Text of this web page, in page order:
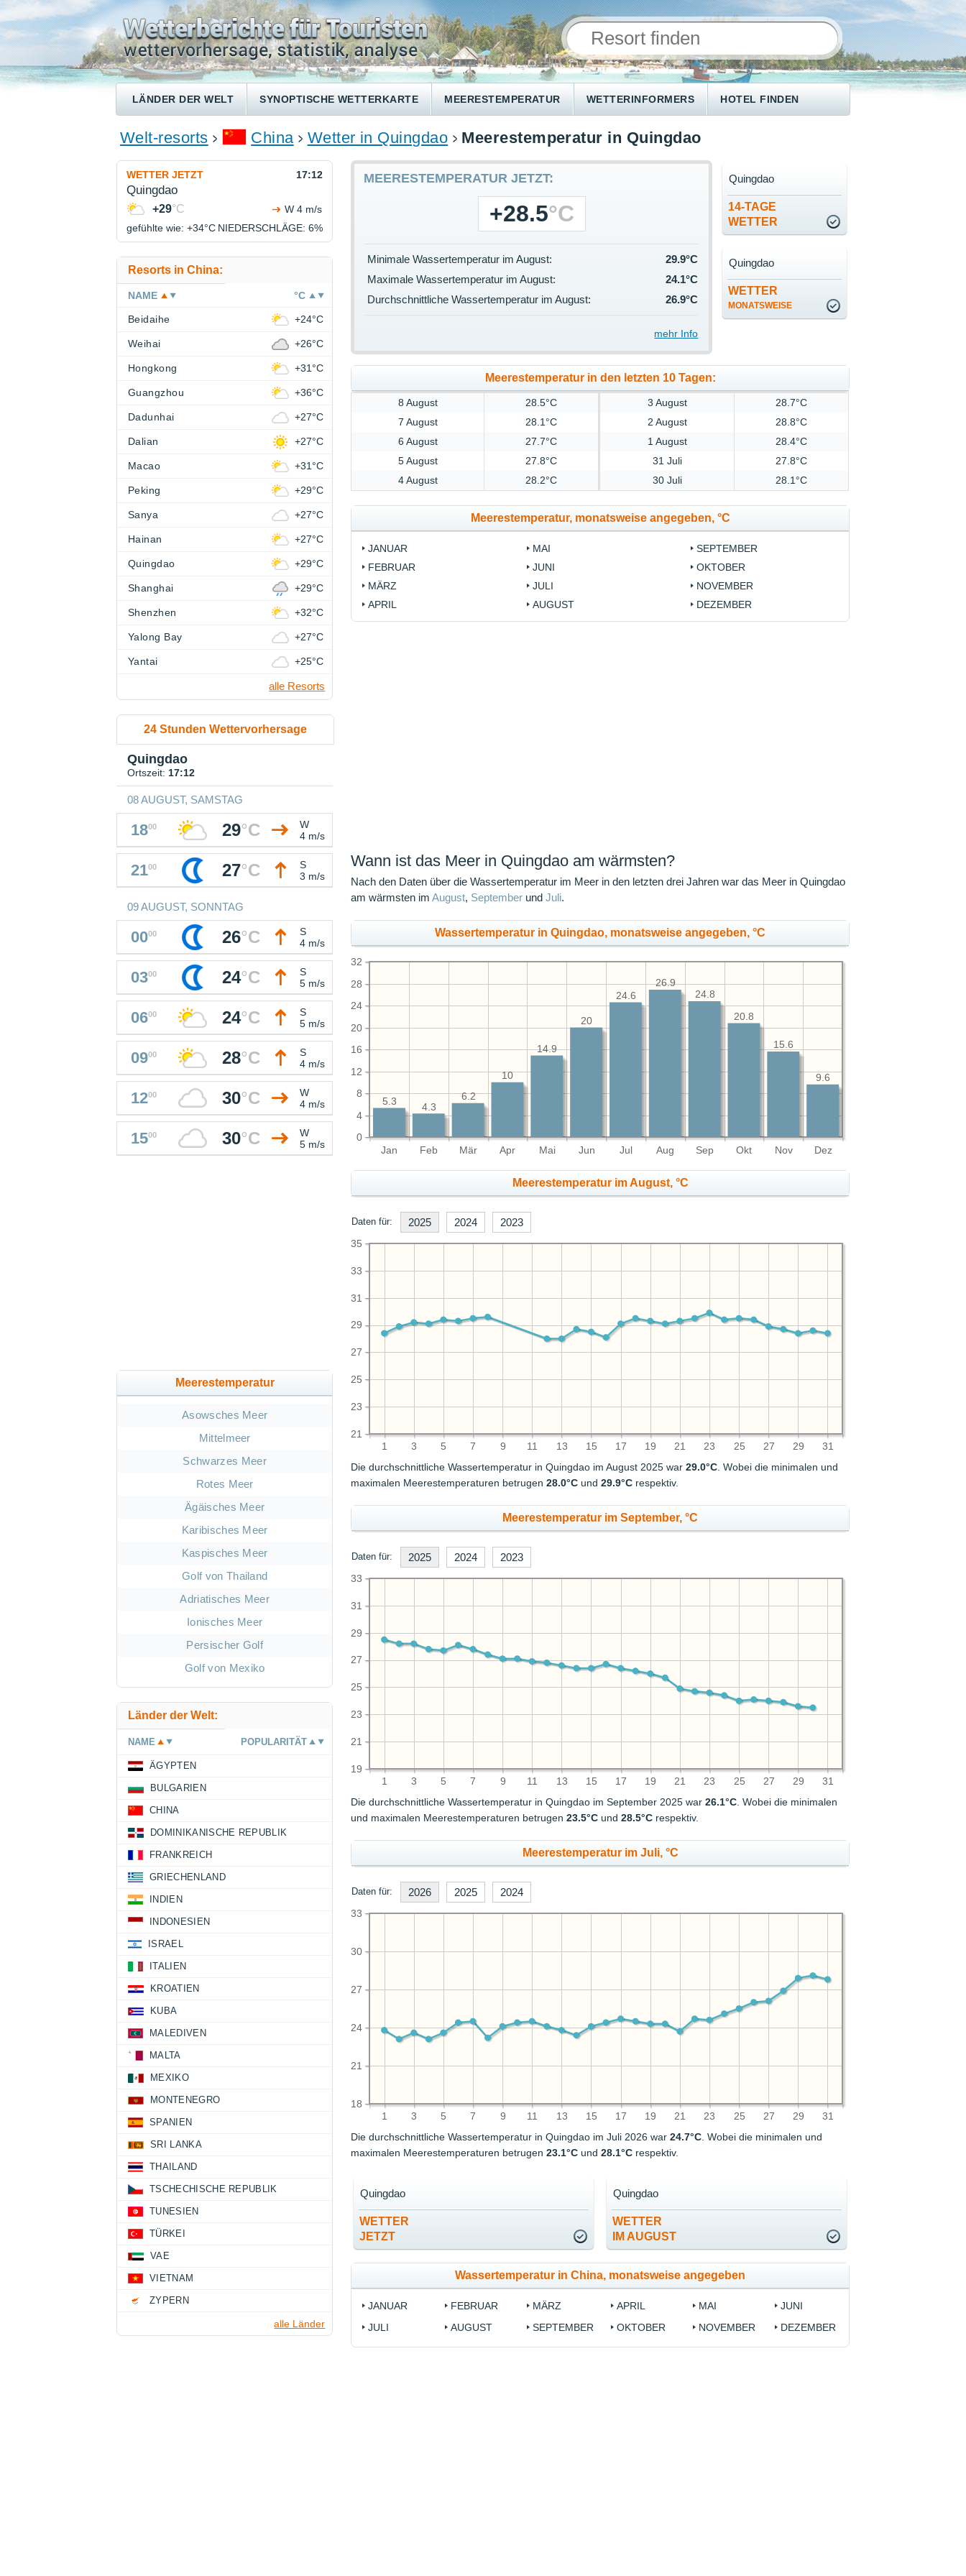
LÄNDER DER WELT SYNOPTISCHE WETTERKARTE MEERESTEMPERATUR WETTERINFORMERS HOTEL FINDEN
Welt-resorts China Wetter in Quingdao Meerestemperatur in Quingdao
MEERESTEMPERATUR JETZT:
+28.5°C
Minimale Wassertemperatur im August:
29.9°C
Maximale Wassertemperatur im August:
24.1°C
Durchschnittliche Wassertemperatur im August:
26.9°C
mehr Info
14-TAGE
WETTER
Quingdao
WETTER
MONATSWEISE
Quingdao
Meerestemperatur in den letzten 10 Tagen:
8 August 28.5°C 3 August
28.7°C
7 August
28.1°C 2 August
28.8°C
6 August
27.7°C 1 August
28.4°C
5 August
27.8°C 31 Juli
27.8°C
4 August
28.2°C 30 Juli 28.1°C
Meerestemperatur, monatsweise angegeben, °C
JANUAR
FEBRUAR
MÄRZ
APRIL
MAI
JUNI
JULI
AUGUST
SEPTEMBER
OKTOBER
NOVEMBER
DEZEMBER
Wann ist das Meer in Quingdao am wärmsten?
Nach den Daten über die Wassertemperatur im Meer in den letzten drei Jahren war das Meer in Quingdao
am wärmsten imAugust, September undJuli.
Wassertemperatur in Quingdao, monatsweise angegeben, °C
Jan Feb Mär Apr Mai Jun Jul Aug Sep Okt Nov Dez
0
4
8
12
16
20
24
28
32
9.6
15.6
20.8
24.8
26.9
24.6
20
14.9
10
6.2
4.3
5.3
Meerestemperatur im August, °C
Daten für: 2025 2024 2023
1 3 5 7 9 11 13 15 17 19 21 23 25 27 29 31
21
23
25
27
29
31
33
35
Die durchschnittliche Wassertemperatur in Quingdao im August 2025 war29.0°C. Wobei die minimalen und
maximalen Meerestemperaturen betrugen28.0°C und29.9°C respektiv.
Meerestemperatur im September, °C
Daten für: 2025 2024 2023
1 3 5 7 9 11 13 15 17 19 21 23 25 27 29 31
19
21
23
25
27
29
31
33
Die durchschnittliche Wassertemperatur in Quingdao im September 2025 war26.1°C. Wobei die minimalen
und maximalen Meerestemperaturen betrugen23.5°C und28.5°C respektiv.
Meerestemperatur im Juli, °C
Daten für: 2026 2025 2024
1 3 5 7 9 11 13 15 17 19 21 23 25 27 29 31
18
21
24
27
30
33
Die durchschnittliche Wassertemperatur in Quingdao im Juli 2026 war24.7°C. Wobei die minimalen und
maximalen Meerestemperaturen betrugen23.1°C und28.1°C respektiv.
WETTER
JETZT
Quingdao
WETTER
IM AUGUST
Quingdao
Wassertemperatur in China, monatsweise angegeben
JANUAR FEBRUAR MÄRZ APRIL MAI
JUNI
JULI
AUGUST SEPTEMBER OKTOBER NOVEMBER DEZEMBER
WETTER JETZT 17:12
Quingdao
+29°C
W 4 m/s
gefühlte wie: +34°C NIEDERSCHLÄGE: 6%
Resorts in China:
NAME °C
Beidaihe +24°C
Weihai +26°C
Hongkong +31°C
Guangzhou +36°C
Dadunhai +27°C
Dalian +27°C
Macao +31°C
Peking +29°C
Sanya +27°C
Hainan +27°C
Quingdao +29°C
Shanghai +29°C
Shenzhen +32°C
Yalong Bay +27°C
Yantai +25°C
alle Resorts
24 Stunden Wettervorhersage
Quingdao
Ortszeit: 17:12
08 AUGUST, SAMSTAG
1800 29°C
W
4 m/s
2100 27°C
S
3 m/s
09 AUGUST, SONNTAG
0000 26°C
S
4 m/s
0300 24°C
S
5 m/s
0600 24°C
S
5 m/s
0900 28°C
S
4 m/s
1200 30°C
W
4 m/s
1500 30°C
W
5 m/s
Meerestemperatur
Asowsches Meer
Mittelmeer
Schwarzes Meer
Rotes Meer
Ägäisches Meer
Karibisches Meer
Kaspisches Meer
Golf von Thailand
Adriatisches Meer
Ionisches Meer
Persischer Golf
Golf von Mexiko
Länder der Welt:
NAME POPULARITÄT
ÄGYPTEN
BULGARIEN
CHINA
DOMINIKANISCHE REPUBLIK
FRANKREICH
GRIECHENLAND
INDIEN
INDONESIEN
ISRAEL
ITALIEN
KROATIEN
KUBA
MALEDIVEN
MALTA
MEXIKO
MONTENEGRO
SPANIEN
SRI LANKA
THAILAND
TSCHECHISCHE REPUBLIK
TUNESIEN
TÜRKEI
VAE
VIETNAM
ZYPERN
alle Länder